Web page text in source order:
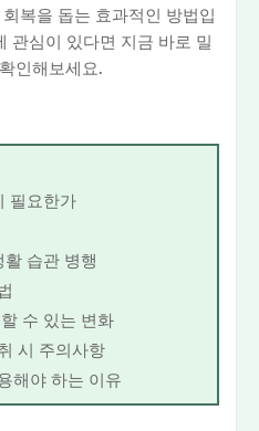
복을 돕는 효과적인 방법입
관심이 있다면 지금 바로 밀
인해보세요.
필요한가
습관 병행
수 있는 변화
시 주의사항
해야 하는 이유